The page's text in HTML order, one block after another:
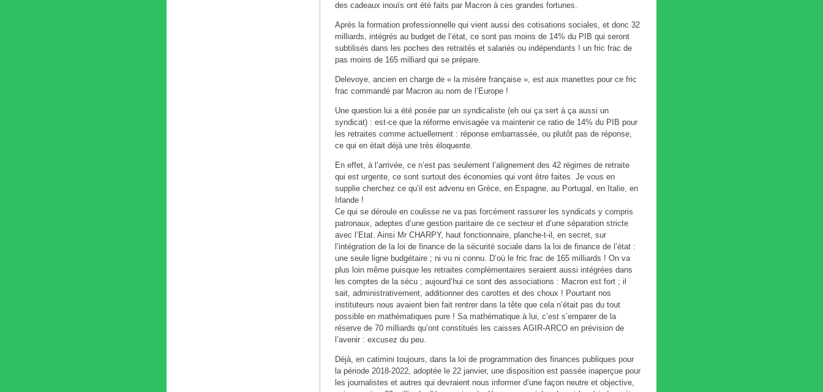
des cadeaux inouïs ont été faits par Macron à ces grandes fortunes.
Après la formation professionnelle qui vient aussi des cotisations sociales, et donc 32
milliards, intégrés au budget de l’état, ce sont pas moins de 14% du PIB qui seront
subtilisés dans les poches des retraités et salariés ou indépendants ! un fric frac de
pas moins de 165 milliard qui se prépare.
Delevoye, ancien en charge de « la misère française », est aux manettes pour ce fric
frac commandé par Macron au nom de l’Europe !
Une question lui a été posée par un syndicaliste (eh oui ça sert à ça aussi un
syndicat) : est-ce que la réforme envisagée va maintenir ce ratio de 14% du PIB pour
les retraites comme actuellement : réponse embarrassée, ou plutôt pas de réponse,
ce qui en était déjà une très éloquente.
En effet, à l’arrivée, ce n’est pas seulement l’alignement des 42 régimes de retraite
qui est urgente, ce sont surtout des économies qui vont être faites. Je vous en
supplie cherchez ce qu’il est advenu en Grèce, en Espagne, au Portugal, en Italie, en
Irlande !
Ce qui se déroule en coulisse ne va pas forcément rassurer les syndicats y compris
patronaux, adeptes d’une gestion paritaire de ce secteur et d’une séparation stricte
avec l’Etat. Ainsi Mr CHARPY, haut fonctionnaire, planche-t-il, en secret, sur
l’intégration de la loi de finance de la sécurité sociale dans la loi de finance de l’état :
une seule ligne budgétaire ; ni vu ni connu. D’où le fric frac de 165 milliards ! On va
plus loin même puisque les retraites complémentaires seraient aussi intégrées dans
les comptes de la sécu ; aujourd’hui ce sont des associations : Macron est fort ; il
sait, administrativement, additionner des carottes et des choux ! Pourtant nos
instituteurs nous avaient bien fait rentrer dans la tête que cela n’était pas du tout
possible en mathématiques pure ! Sa mathématique à lui, c’est s’emparer de la
réserve de 70 milliards qu’ont constitués les caisses AGIR-ARCO en prévision de
l’avenir : excusez du peu.
Déjà, en catimini toujours, dans la loi de programmation des finances publiques pour
la période 2018-2022, adoptée le 22 janvier, une disposition est passée inaperçue pour
les journalistes et autres qui devraient nous informer d’une façon neutre et objective,